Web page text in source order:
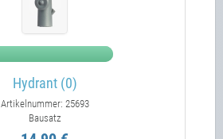
Hydrant (0)
Artikelnummer: 25693
Bausatz